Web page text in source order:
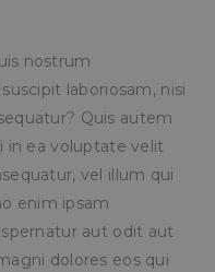
nostrum
laboriosam, nisi
Quis autem
in ea voluptate velit
vel illum qui
enim ipsam
aut odit aut
dolores eos qui